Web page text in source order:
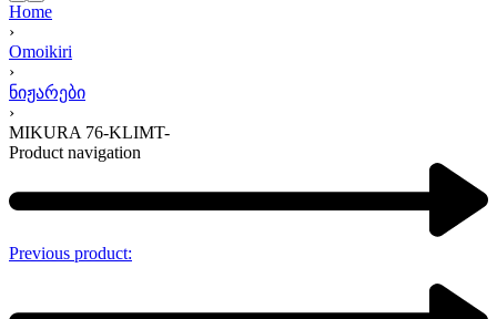
Home
›
Omoikiri
›
ნიჟარები
›
MIKURA 76-KLIMT-
Product navigation
Previous product: